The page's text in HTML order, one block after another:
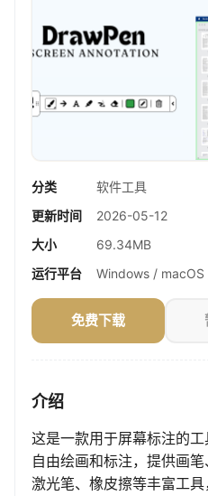
分类
软件工具
更新时间
2026-05-12
大小
69.34MB
运行平台
Windows / macOS
免费下载
介绍
这是一款用于屏幕标注的
自由绘画和标注，提供画笔
激光笔、橡皮擦等丰富工